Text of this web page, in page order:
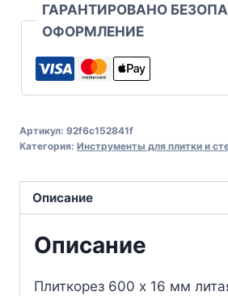
ГАРАНТИРОВАНО
ОФОРМЛЕНИЕ
Артикул: 92f6c152841f
Категория: Инструменты для плитки и
Описание
Описание
Плиткорез 600 х 16 мм